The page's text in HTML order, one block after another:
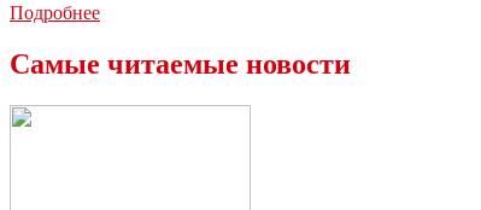
ПодробнееАстроном-
новую
Самые читаемые новости